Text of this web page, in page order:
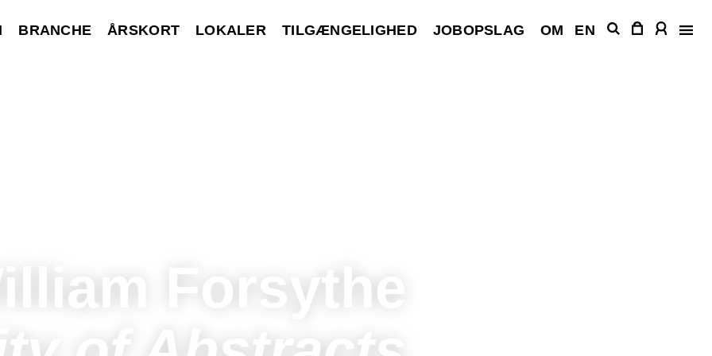
BRANCHE ÅRSKORT LOKALER TILGÆNGELIGHED JOBOPSLAG OM EN
Forsythe